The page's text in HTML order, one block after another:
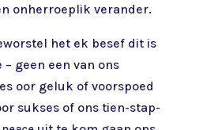
onherroeplik verander.
het ek besef dit is
geen een van ons
oor geluk of voorspoed
sukses of ons tien-stap-